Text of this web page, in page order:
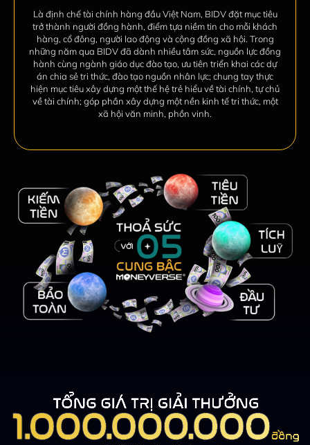
Là định chế tài chính hàng đầu Việt Nam, BIDV đặt mục tiêu
trở thành người đồng hành, điểm tựa niềm tin cho mỗi khách
hàng, cổ đông, người lao động và cộng đồng xã hội. Trong
những năm qua BIDV đã dành nhiều tâm sức, nguồn lực đồng
hành cùng ngành giáo dục đào tạo, ưu tiên triển khai các dự
án chia sẻtri thức, đào tạo nguồn nhân lực; chung tay thực
hiện mục tiêu xây dựng một thế hệ trẻ hiểu về tài chính, tự chủ
về tài chính; góp phần xây dựng một nền kinh tế tri thức, một
xã hội văn minh, phồn vinh.